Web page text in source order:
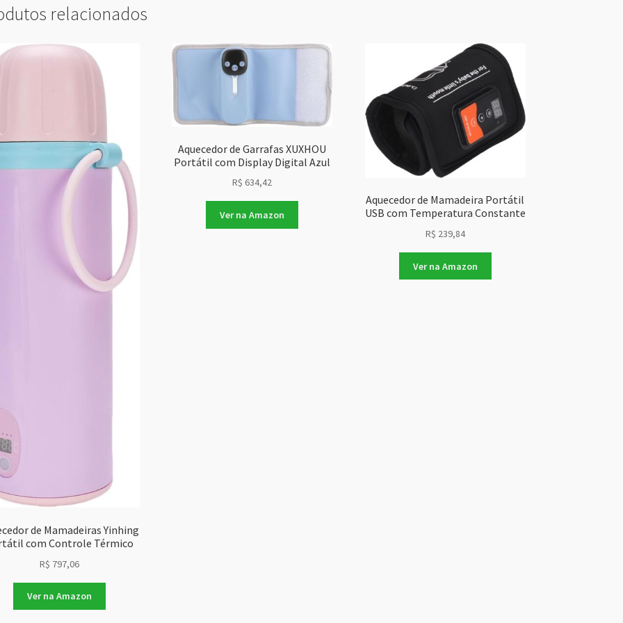
relacionados
de Mamadeiras Yinhing
com Controle Térmico
R$ 797,06
Ver na Amazon
Aquecedor de Garrafas XUXHOU
Portátil com Display Digital Azul
R$ 634,42
Ver na Amazon
Aquecedor de Mamadeira Portátil
USB com Temperatura Constante
R$ 239,84
Ver na Amazon